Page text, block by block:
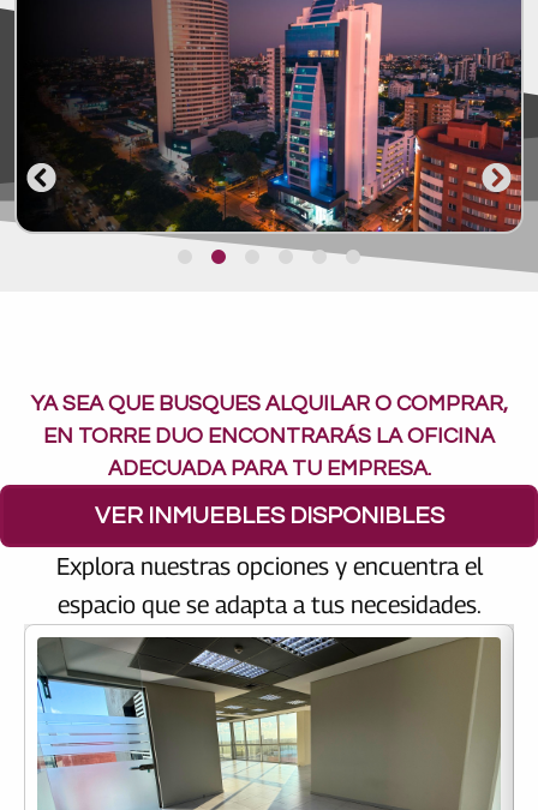
YA SEA QUE BUSQUES ALQUILAR O COMPRAR,
EN TORRE DUO ENCONTRARÁS LA OFICINA
ADECUADA PARA TU EMPRESA.
Explora nuestras opciones y encuentra el
espacio que se adapta a tus necesidades.
VER INMUEBLES DISPONIBLES